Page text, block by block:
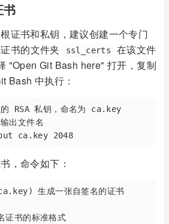
书
证书和私钥，建议创建一个专门
书的文件夹
ssl_certs
在该文件
"Open Git Bash here" 打开，复制
Bash 中执行：
RSA 私钥，命名为 ca.key
出文件名
，命令如下：
生成一张自签名的证书
书的标准格式